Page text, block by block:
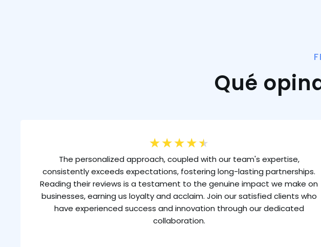
Qué
★ ★ ★ ★ ★
The personalized approach, coupled with our team's expertise,
consistently exceeds expectations, fostering long-lasting partnerships.
Reading their reviews is a testament to the genuine impact we make on
businesses, earning us loyalty and acclaim. Join our satisfied clients who
have experienced success and innovation through our dedicated
collaboration.